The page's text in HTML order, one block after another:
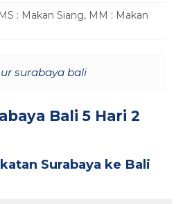
: Makan Siang, MM : Makan
Bali 5 Hari 2
Surabaya ke Bali